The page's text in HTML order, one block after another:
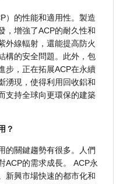
）的性能和適用性。製造
，增強了ACP的耐久性和
外線輻射，還能提高防火
構的安全問題。此外，包
步，正在拓展ACP在永續
湧現，使得利用回收鋁和
支持全球向更環保的建築
？
的關鍵趨勢有很多。人們
ACP的需求成長。 ACP永
新興市場快速的都市化和